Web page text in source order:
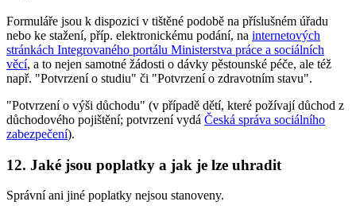
Formuláře jsou k dispozici v tištěné podobě na příslušném úřadu
nebo ke stažení, příp. elektronickému podání, na internetových
stránkách Integrovaného portálu Ministerstva práce a sociálních
věcí, a to nejen samotné žádosti o dávky pěstounské péče, ale též
např. "Potvrzení o studiu" či "Potvrzení o zdravotním stavu".
"Potvrzení o výši důchodu" (v případě dětí, které požívají důchod z
důchodového pojištění; potvrzení vydá Česká správa sociálního
zabezpečení).
12. Jaké jsou poplatky a jak je lze uhradit
Správní ani jiné poplatky nejsou stanoveny.